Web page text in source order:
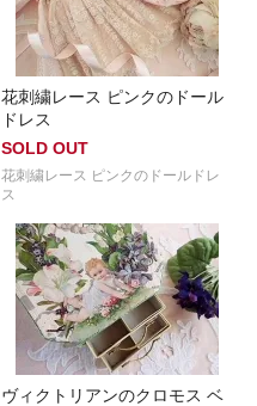
花刺繍レース ピンクのドール
ドレス
SOLD OUT
花刺繍レース ピンクのドールドレ
ス
ヴィクトリアンのクロモス ベ